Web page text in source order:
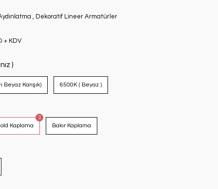
, Dekoratif Lineer Armatürler
+ KDV
)
Beyaz Karışık) 6500K ( Beyaz )
Kaplama Bakır Kaplama